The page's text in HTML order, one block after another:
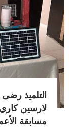
التلميذ
لارسين كاري
مسابقة